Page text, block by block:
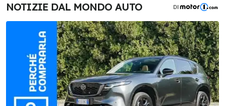
NOTIZIE DAL MONDO AUTO DI